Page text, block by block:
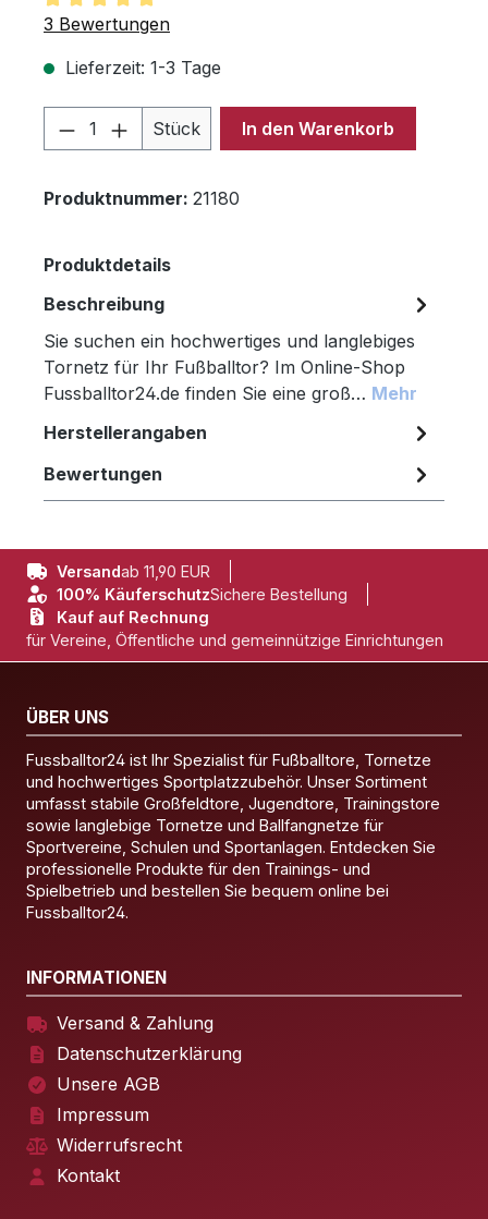
Durchschnittliche Bewertung von 5 von 5 Sternen
3 Bewertungen
Lieferzeit: 1-3 Tage
Produkt Anzahl: Gib den
Stück In den Warenkorb
Produktnummer: 21180
Produktdetails
Beschreibung
Sie suchen ein hochwertiges und langlebiges
Tornetz für Ihr Fußballtor? Im Online-Shop
Fussballtor24.de finden Sie eine groß… Mehr
Herstellerangaben
Bewertungen
Versandab 11,90 EUR
100% KäuferschutzSichere Bestellung
Kauf auf Rechnung
für Vereine, Öffentliche und gemeinnützige Einrichtungen
ÜBER UNS
Fussballtor24 ist Ihr Spezialist für Fußballtore, Tornetze
und hochwertiges Sportplatzzubehör. Unser Sortiment
umfasst stabile Großfeldtore, Jugendtore, Trainingstore
sowie langlebige Tornetze und Ballfangnetze für
Sportvereine, Schulen und Sportanlagen. Entdecken Sie
professionelle Produkte für den Trainings- und
Spielbetrieb und bestellen Sie bequem online bei
Fussballtor24.
INFORMATIONEN
Versand & Zahlung
Datenschutzerklärung
Unsere AGB
Impressum
Widerrufsrecht
Kontakt